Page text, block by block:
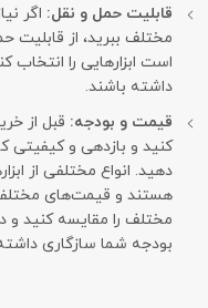
قابلیت حمل و نقل: اگر
مختلف ببرید، از قابلیت
است ابزارهایی را
داشته باشند.
قیمت و بودجه: قبل از
کنید و بازدهی و کیفیتی
دهید. انواع مختلفی از
هستند و قیمت‌های
مختلف را مقایسه کنید و
بودجه شما سازگاری